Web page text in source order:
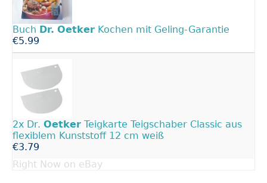
Buch Dr. Oetker Kochen mit Geling-Garantie
€5.99
2x Dr. Oetker Teigkarte Teigschaber Classic aus
flexiblem Kunststoff 12 cm weiß
€3.79
Right Now on eBay